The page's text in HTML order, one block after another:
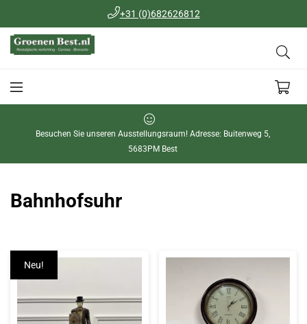
+31 (0)682626812
Besuchen Sie unseren Ausstellungsraum! Adresse: Buitenweg 5,
5683PM Best
Bahnhofsuhr
Neu!